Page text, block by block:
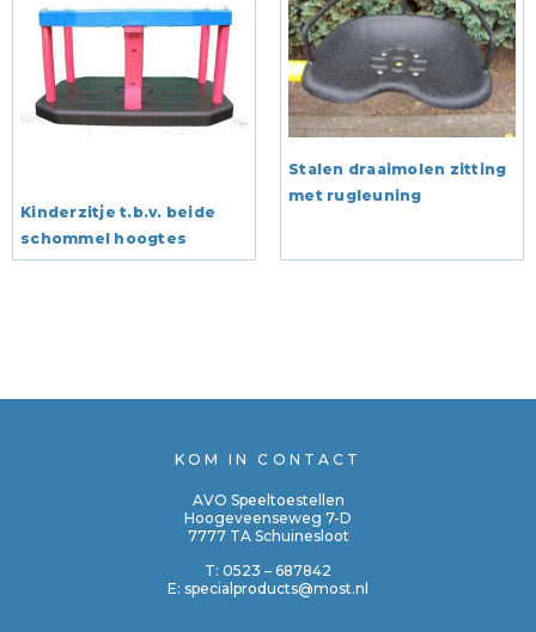
Kinderzitje t.b.v. beide
schommel hoogtes
Stalen draaimolen zitting
met rugleuning
KOM IN CONTACT
AVO Speeltoestellen
Hoogeveenseweg 7-D
7777 TA Schuinesloot
T: 0523 – 687842
E: specialproducts@most.nl